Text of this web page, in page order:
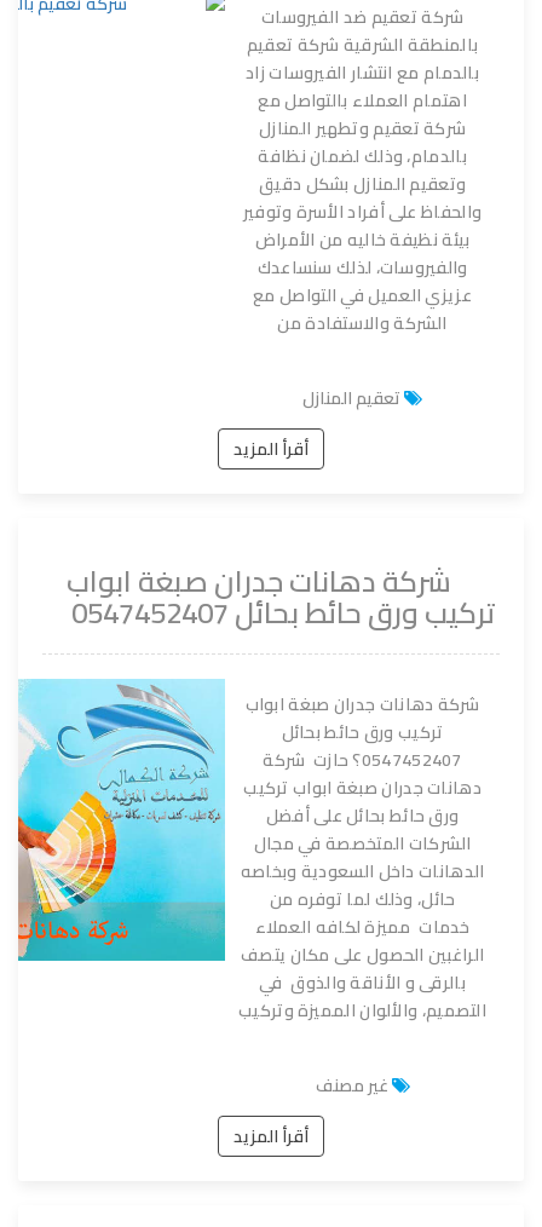
شركة تعقيم ضد الفيروسات
بالمنطقة الشرقية شركة تعقيم
بالدمام مع انتشار الفيروسات زاد
اهتمام العملاء بالتواصل مع
شركة تعقيم وتطهير المنازل
بالدمام، وذلك لضمان نظافة
وتعقيم المنازل بشكل دقيق
والحفاظ على أفراد الأسرة وتوفير
بيئة نظيفة خاليه من الأمراض
والفيروسات، لذلك سنساعدك
عزيزي العميل في التواصل مع
الشركة والاستفادة من
تعقيم المنازل
أقرأ المزيد
شركة دهانات جدران صبغة ابواب
تركيب ورق حائط بحائل 0547452407
شركة دهانات جدران صبغة ابواب
تركيب ورق حائط بحائل
0547452407؟ حازت شركة
دهانات جدران صبغة ابواب تركيب
ورق حائط بحائل على أفضل
الشركات المتخصصة في مجال
الدهانات داخل السعودية وبخاصه
حائل، وذلك لما توفره من
خدمات مميزة لكافه العملاء
الراغبين الحصول على مكان يتصف
بالرقى و الأناقة والذوق في
التصميم، والألوان المميزة وتركيب
غير مصنف
أقرأ المزيد